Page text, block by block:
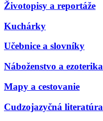
Životopisy a reportáže
Kuchárky
Učebnice a slovníky
Náboženstvo a ezoterika
Mapy a cestovanie
Cudzojazyčná literatúra